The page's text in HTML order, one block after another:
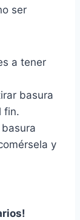
ser
a tener
basura
fin.
y